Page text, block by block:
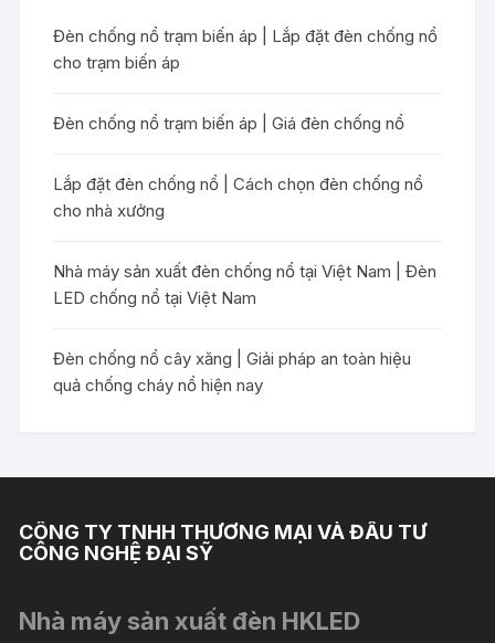
Đèn chống nổ trạm biến áp | Lắp đặt đèn chống nổ
cho trạm biến áp
Đèn chống nổ trạm biến áp | Giá đèn chống nổ
Lắp đặt đèn chống nổ | Cách chọn đèn chống nổ
cho nhà xưởng
Nhà máy sản xuất đèn chống nổ tại Việt Nam | Đèn
LED chống nổ tại Việt Nam
Đèn chống nổ cây xăng | Giải pháp an toàn hiệu
quả chống cháy nổ hiện nay
CÔNG TY TNHH THƯƠNG MẠI VÀ ĐẦU TƯ
CÔNG NGHỆ ĐẠI SỸ
Nhà máy sản xuất đèn HKLED